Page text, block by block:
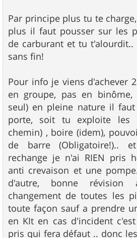
Par principe plus tu te
plus il faut pousser sur les
de carburant et tu
sans fin!
Pour info je viens d'achever
en groupe, pas en
seul) en pleine nature il
porte, soit tu exploite les
chemin) , boire (idem),
de barre (Obligatoire!)..
rechange je n'ai RIEN pris
anti crevaison et une
d'autre, bonne révision
changement de toutes les
toute façon sauf a prendre
en KIt en cas d'incident
pris qui fera défaut .. donc